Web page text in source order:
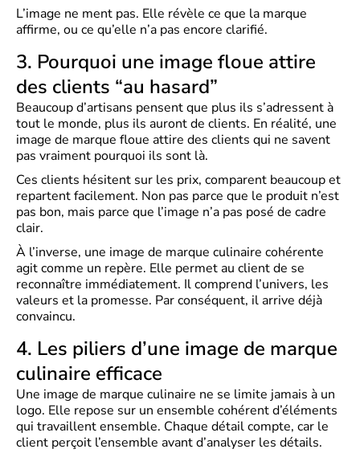
L’image ne ment pas. Elle révèle ce que la marque
affirme, ou ce qu’elle n’a pas encore clarifié.
3. Pourquoi une image floue attire
des clients “au hasard”
Beaucoup d’artisans pensent que plus ils s’adressent à
tout le monde, plus ils auront de clients. En réalité, une
image de marque floue attire des clients qui ne savent
pas vraiment pourquoi ils sont là.
Ces clients hésitent sur les prix, comparent beaucoup et
repartent facilement. Non pas parce que le produit n’est
pas bon, mais parce que l’image n’a pas posé de cadre
clair.
À l’inverse, une image de marque culinaire cohérente
agit comme un repère. Elle permet au client de se
reconnaître immédiatement. Il comprend l’univers, les
valeurs et la promesse. Par conséquent, il arrive déjà
convaincu.
4. Les piliers d’une image de marque
culinaire efficace
Une image de marque culinaire ne se limite jamais à un
logo. Elle repose sur un ensemble cohérent d’éléments
qui travaillent ensemble. Chaque détail compte, car le
client perçoit l’ensemble avant d’analyser les détails.